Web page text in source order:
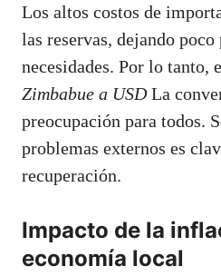
Los altos costos de
las reservas, dejando poco
necesidades. Por lo tanto,
Zimbabue a USDLa
preocupación para todos.
problemas externos es
recuperación.
Impacto de la
economía local